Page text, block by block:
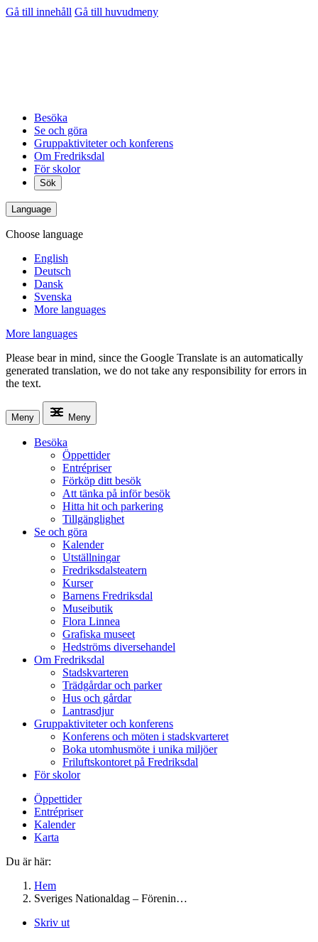
Gå till innehåll Gå till huvudmeny
Besöka
Se och göra
Gruppaktiviteter och konferens
Om Fredriksdal
För skolor
Sök
Language
Choose language
English
Deutsch
Dansk
Svenska
More languages
More languages
Please bear in mind, since the Google Translate is an automatically
generated translation, we do not take any responsibility for errors in
the text.
Meny Meny
Besöka
Öppettider
Entrépriser
Förköp ditt besök
Att tänka på inför besök
Hitta hit och parkering
Tillgänglighet
Se och göra
Kalender
Utställningar
Fredriksdalsteatern
Kurser
Barnens Fredriksdal
Museibutik
Flora Linnea
Grafiska museet
Hedströms diversehandel
Om Fredriksdal
Stadskvarteren
Trädgårdar och parker
Hus och gårdar
Lantrasdjur
Gruppaktiviteter och konferens
Konferens och möten i stadskvarteret
Boka utomhusmöte i unika miljöer
Friluftskontoret på Fredriksdal
För skolor
Öppettider
Entrépriser
Kalender
Karta
Du är här:
Hem
Sveriges Nationaldag – Förenin…
Skriv ut